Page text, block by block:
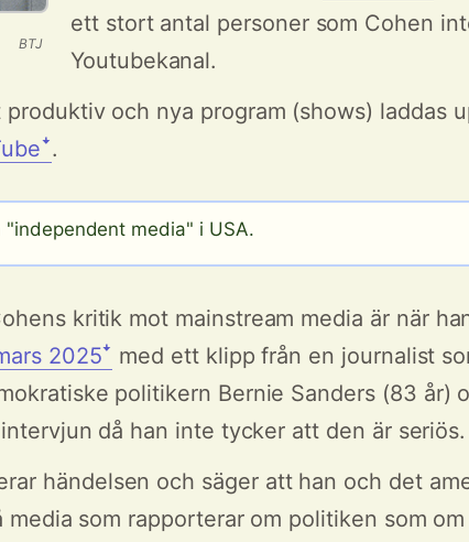
BTJ
ett stort antal personer som Cohen
Youtubekanal.
och nya program (shows) laddas
.
"independent media" i USA.
kritik mot mainstream media är när
2025ꜜ med ett klipp från en journalist
politikern Bernie Sanders (83 år)
då han inte tycker att den är seriös.
händelsen och säger att han och det
som rapporterar om politiken som